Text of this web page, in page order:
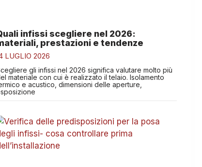
infissi scegliere nel 2026:
prestazioni e tendenze
LUGLIO 2026
gli infissi nel 2026 significa valutare molto più
materiale con cui è realizzato il telaio. Isolamento
e acustico, dimensioni delle aperture,